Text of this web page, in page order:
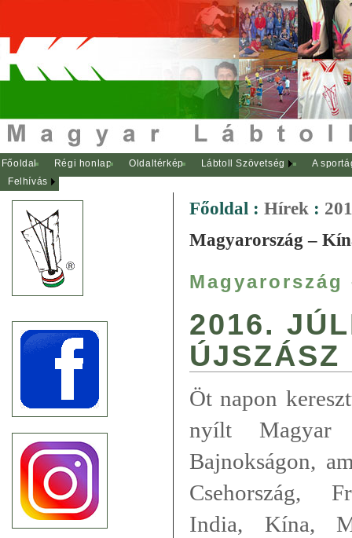
Főoldal Régi honlap Oldaltérkép Lábtoll Szövetség
A
Felhívás
Főoldal : Hírek :
Magyarország –
Magyarország
2016.
ÚJSZÁSZ
Öt napon
nyílt Magyar
Bajnokságon,
Csehország,
India, Kína,